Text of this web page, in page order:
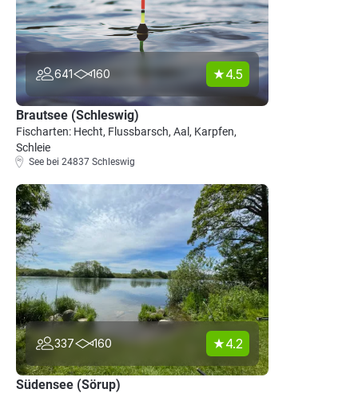
641 160 4.5
Brautsee (Schleswig)
Fischarten: Hecht, Flussbarsch, Aal, Karpfen,
Schleie
See bei 24837 Schleswig
337 160 4.2
Südensee (Sörup)